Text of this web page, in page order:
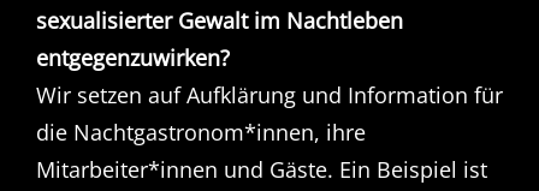
sexualisierter Gewalt im Nachtleben
entgegenzuwirken?
Wir setzen auf Aufklärung und Information für
die Nachtgastronom*innen, ihre
Mitarbeiter*innen und Gäste. Ein Beispiel ist